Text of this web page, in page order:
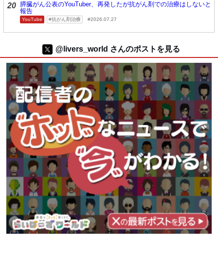
20 膵臓がん公表のYouTuber、再発したが抗がん剤での治療はしないと
報告
YouTube 抗がん剤治療 2026.07.27
@livers_world さんのポストを見る